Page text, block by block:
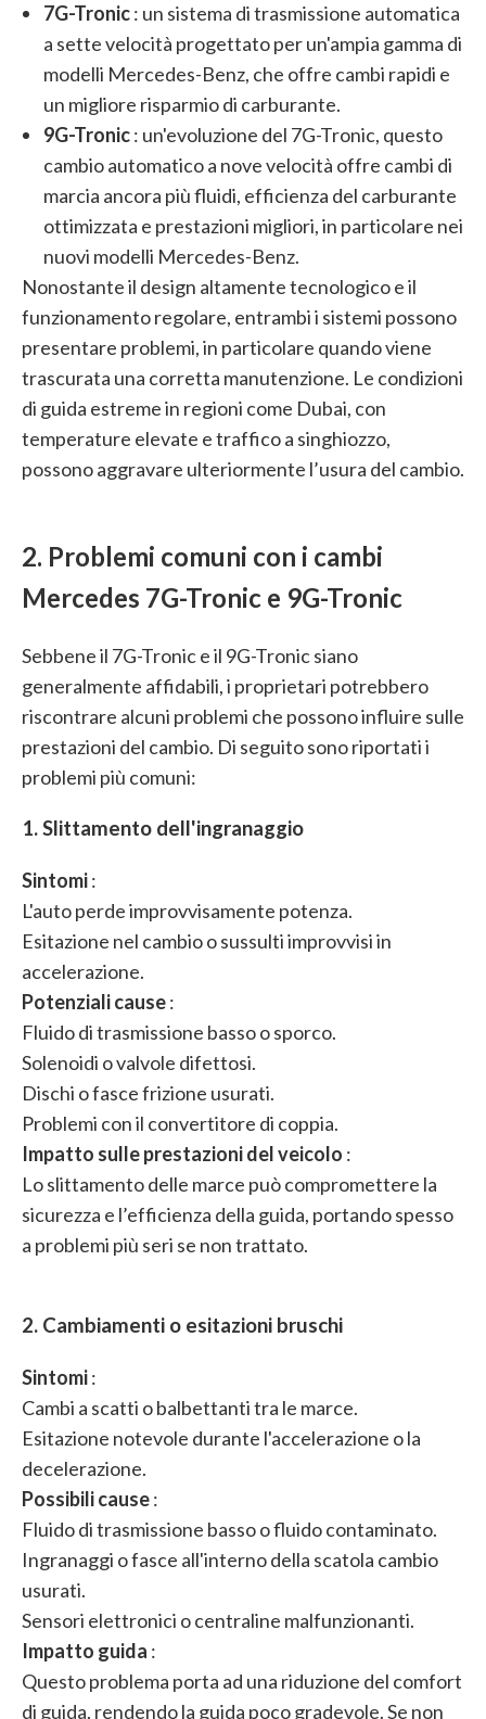
7G-Tronic: un sistema di trasmissione automatica
a sette velocità progettato per un'ampia gamma di
modelli Mercedes-Benz, che offre cambi rapidi e
un migliore risparmio di carburante.
9G-Tronic: un'evoluzione del 7G-Tronic, questo
cambio automatico a nove velocità offre cambi di
marcia ancora più fluidi, efficienza del carburante
ottimizzata e prestazioni migliori, in particolare nei
nuovi modelli Mercedes-Benz.
Nonostante il design altamente tecnologico e il
funzionamento regolare, entrambi i sistemi possono
presentare problemi, in particolare quando viene
trascurata una corretta manutenzione. Le condizioni
di guida estreme in regioni come Dubai, con
temperature elevate e traffico a singhiozzo,
possono aggravare ulteriormente l’usura del cambio.
2. Problemi comuni con i cambi
Mercedes 7G-Tronic e 9G-Tronic
Sebbene il 7G-Tronic e il 9G-Tronic siano
generalmente affidabili, i proprietari potrebbero
riscontrare alcuni problemi che possono influire sulle
prestazioni del cambio. Di seguito sono riportati i
problemi più comuni:
1. Slittamento dell'ingranaggio
Sintomi:
L'auto perde improvvisamente potenza.
Esitazione nel cambio o sussulti improvvisi in
accelerazione.
Potenziali cause:
Fluido di trasmissione basso o sporco.
Solenoidi o valvole difettosi.
Dischi o fasce frizione usurati.
Problemi con il convertitore di coppia.
Impatto sulle prestazioni del veicolo :
Lo slittamento delle marce può compromettere la
sicurezza e l’efficienza della guida, portando spesso
a problemi più seri se non trattato.
2. Cambiamenti o esitazioni bruschi
Sintomi:
Cambi a scatti o balbettanti tra le marce.
Esitazione notevole durante l'accelerazione o la
decelerazione.
Possibili cause:
Fluido di trasmissione basso o fluido contaminato.
Ingranaggi o fasce all'interno della scatola cambio
usurati.
Sensori elettronici o centraline malfunzionanti.
Impatto guida :
Questo problema porta ad una riduzione del comfort
di guida, rendendo la guida poco gradevole. Se non